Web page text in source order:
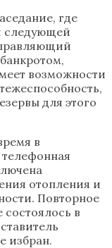
где
следующей
возможности
для этого
в
отопления и
Повторное
в
избран.